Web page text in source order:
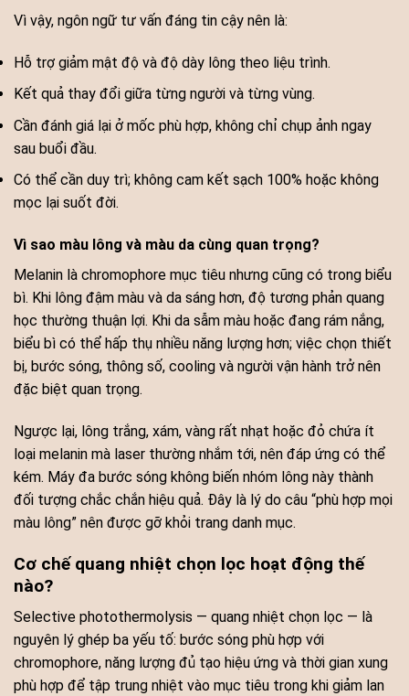
Vì vậy, ngôn ngữ tư vấn đáng tin cậy nên là:
Hỗ trợ giảm mật độ và độ dày lông theo liệu trình.
Kết quả thay đổi giữa từng người và từng vùng.
Cần đánh giá lại ở mốc phù hợp, không chỉ chụp ảnh ngay
sau buổi đầu.
Có thể cần duy trì; không cam kết sạch 100% hoặc không
mọc lại suốt đời.
Vì sao màu lông và màu da cùng quan trọng?
Melanin là chromophore mục tiêu nhưng cũng có trong biểu
bì. Khi lông đậm màu và da sáng hơn, độ tương phản quang
học thường thuận lợi. Khi da sẫm màu hoặc đang rám nắng,
biểu bì có thể hấp thụ nhiều năng lượng hơn; việc chọn thiết
bị, bước sóng, thông số, cooling và người vận hành trở nên
đặc biệt quan trọng.
Ngược lại, lông trắng, xám, vàng rất nhạt hoặc đỏ chứa ít
loại melanin mà laser thường nhắm tới, nên đáp ứng có thể
kém. Máy đa bước sóng không biến nhóm lông này thành
đối tượng chắc chắn hiệu quả. Đây là lý do câu “phù hợp mọi
màu lông” nên được gỡ khỏi trang danh mục.
Cơ chế quang nhiệt chọn lọc hoạt động thế
nào?
Selective photothermolysis — quang nhiệt chọn lọc — là
nguyên lý ghép ba yếu tố: bước sóng phù hợp với
chromophore, năng lượng đủ tạo hiệu ứng và thời gian xung
phù hợp để tập trung nhiệt vào mục tiêu trong khi giảm lan